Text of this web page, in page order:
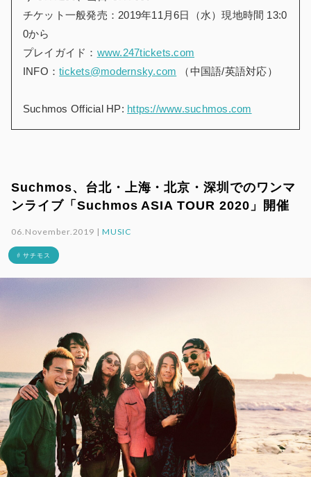
チケット一般発売：2019年11月6日（水）現地時間 13:0
0から
プレイガイド： www.247tickets.com
INFO：tickets@modernsky.com （中国語/英語対応）
Suchmos Official HP: https://www.suchmos.com
Suchmos、台北・上海・北京・深圳でのワンマ
ンライブ「Suchmos ASIA TOUR 2020」開催
06.November.2019 |MUSIC
# サチモス